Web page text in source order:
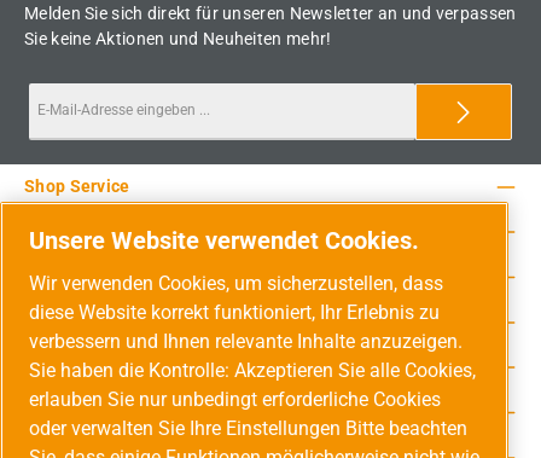
Melden Sie sich direkt für unseren Newsletter an und verpassen
Sie keine Aktionen und Neuheiten mehr!
Service-Hotline
Shop Service
Rechtliche Hinweise
Unsere Vorteile
Versandarten
Zahlungsarten
Unsere Website verwendet Cookies.
Wir verwenden Cookies, um sicherzustellen, dass
diese Website korrekt funktioniert, Ihr Erlebnis zu
verbessern und Ihnen relevante Inhalte anzuzeigen.
Sie haben die Kontrolle: Akzeptieren Sie alle Cookies,
erlauben Sie nur unbedingt erforderliche Cookies
oder verwalten Sie Ihre Einstellungen Bitte beachten